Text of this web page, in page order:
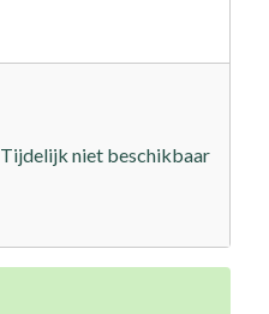
Tijdelijk niet beschikbaar